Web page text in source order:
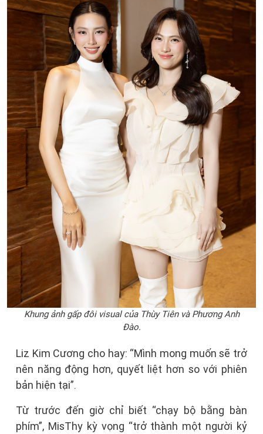
Khung ảnh gấp đôi visual của Thùy Tiên và Phương Anh
Đào.
Liz Kim Cương cho hay: “Mình mong muốn sẽ trở
nên năng động hơn, quyết liệt hơn so với phiên
bản hiện tại”.
Từ trước đến giờ chỉ biết “chạy bộ bằng bàn
phím”, MisThy kỳ vọng “trở thành một người kỷ